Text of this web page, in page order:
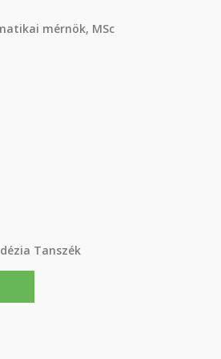
mérnök, MSc
Tanszék